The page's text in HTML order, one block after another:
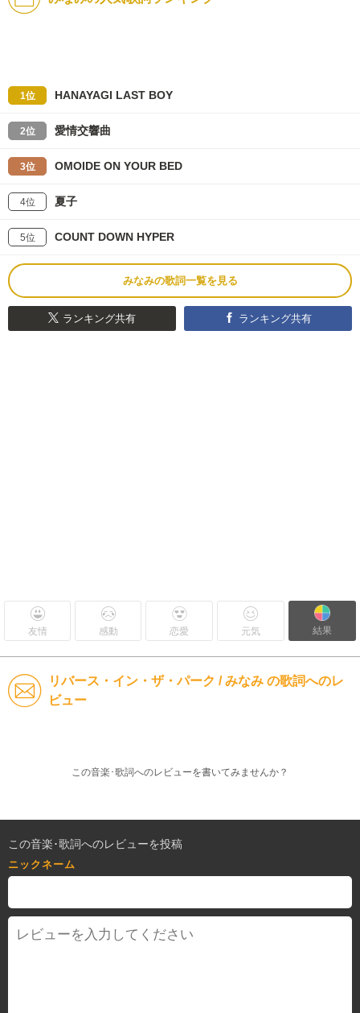
1位 HANAYAGI LAST BOY
2位 愛情交響曲
3位 OMOIDE ON YOUR BED
4位 夏子
5位 COUNT DOWN HYPER
みなみの歌詞一覧を見る
ランキング共有 ランキング共有
友情 感動 恋愛 元気 結果
リバース・イン・ザ・パーク / みなみ の歌詞へのレ
ビュー
この音楽･歌詞へのレビューを書いてみませんか？
この音楽･歌詞へのレビューを投稿
ニックネーム